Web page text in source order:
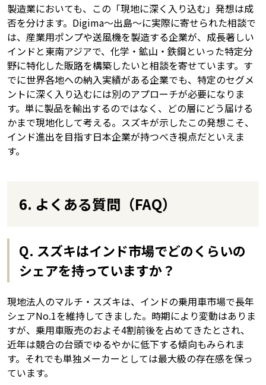
製造業においても、この「現地に深く入り込む」発想は成
否を分けます。Digima〜出島〜に実際に寄せられた相談で
は、産業用ポンプや送風機を製造する企業が、成長著しい
インドと東南アジアで、化学・鉱山・鉄鋼といった特定分
野に特化した販路を構築したいと相談を寄せています。す
でに世界各地への納入実績がある企業でも、特定のセグメ
ントに深く入り込むには別のアプローチが必要になりま
す。単に製品を輸出するのではなく、どの層にどう届ける
かまで現地化して考える。スズキが示したこの発想こそ、
インド進出を目指す日本企業が持つべき視点だといえま
す。
6. よくある質問（FAQ）
Q. スズキはインド市場でどのくらいの
シェアを持っていますか？
現地法人のマルチ・スズキは、インドの乗用車市場で長年
シェアNo.1を維持してきました。時期により変動はありま
すが、乗用車販売のおよそ4割前後を占めてきたとされ、
近年は競合の台頭でゆるやかに低下する傾向もみられま
す。それでも単独メーカーとしては最大級の存在感を保っ
ています。